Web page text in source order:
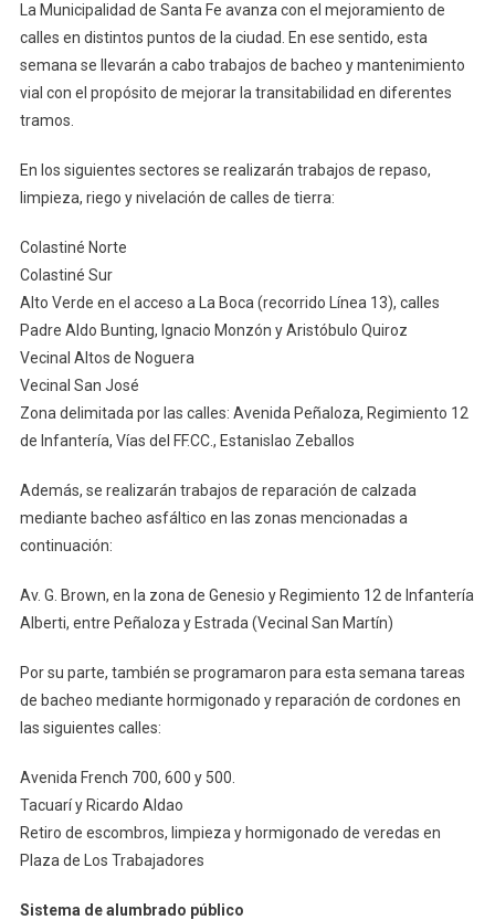
Los
Trabajos
De
Bacheo
Vial
En
La Municipalidad de Santa Fe avanza con el mejoramiento de
calles en distintos puntos de la ciudad. En ese sentido, esta
semana se llevarán a cabo trabajos de bacheo y mantenimiento
vial con el propósito de mejorar la transitabilidad en diferentes
tramos.
En los siguientes sectores se realizarán trabajos de repaso,
limpieza, riego y nivelación de calles de tierra:
Colastiné Norte
Colastiné Sur
Alto Verde en el acceso a La Boca (recorrido Línea 13), calles
Padre Aldo Bunting, Ignacio Monzón y Aristóbulo Quiroz
Vecinal Altos de Noguera
Vecinal San José
Zona delimitada por las calles: Avenida Peñaloza, Regimiento 12
de Infantería, Vías del FF.CC., Estanislao Zeballos
Además, se realizarán trabajos de reparación de calzada
mediante bacheo asfáltico en las zonas mencionadas a
continuación:
Av. G. Brown, en la zona de Genesio y Regimiento 12 de Infantería
Alberti, entre Peñaloza y Estrada (Vecinal San Martín)
Por su parte, también se programaron para esta semana tareas
de bacheo mediante hormigonado y reparación de cordones en
las siguientes calles:
Avenida French 700, 600 y 500.
Tacuarí y Ricardo Aldao
Retiro de escombros, limpieza y hormigonado de veredas en
Plaza de Los Trabajadores
Sistema de alumbrado público